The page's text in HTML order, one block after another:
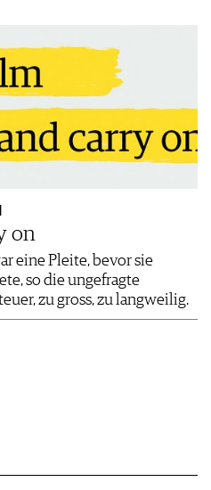
on
eine Pleite, bevor sie
so die ungefragte
zu gross, zu langweilig.